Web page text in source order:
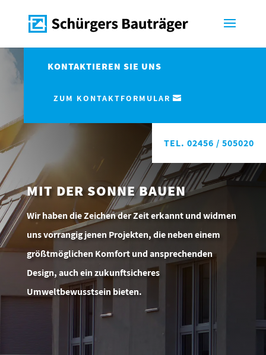
KONTAKTIEREN SIE UNS
ZUM KONTAKTFORMULAR
TEL. 02456 / 505020
MIT DER SONNE BAUEN
Wir haben die Zeichen der Zeit erkannt und widmen
uns vorrangig jenen Projekten, die neben einem
größtmöglichen Komfort und ansprechenden
Design, auch ein zukunftsicheres
Umweltbewusstsein bieten.